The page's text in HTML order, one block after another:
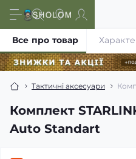
Тактичні аксесуари
Комплект
Auto Standart
Все про товар